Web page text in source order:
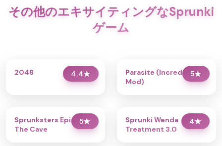
その他のエキサイティングなSprunki
ゲーム
4.4★
2048 5★
Parasite (Incredibox
Mod)
5★
Sprunksters Episode 2:
The Cave
4★
Sprunki Wenda
Treatment 3.0